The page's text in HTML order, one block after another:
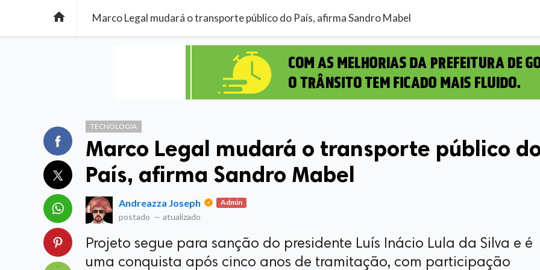
 Marco Legal mudará o transporte público do País, afirma Sandro Mabel
TECNOLOGIA
Marco Legal mudará o transporte público
País, afirma Sandro Mabel
Andreazza Joseph Admin
postado — atualizado
Projeto segue para sanção do presidente Luís Inácio Lula da Silva e é
uma conquista após cinco anos de tramitação, com participação